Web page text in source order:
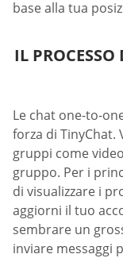
base alla tua
IL
Le chat one-to-
forza di
gruppi come
gruppo. Per i
di visualizzare i
aggiorni il tuo
sembrare un
inviare messaggi